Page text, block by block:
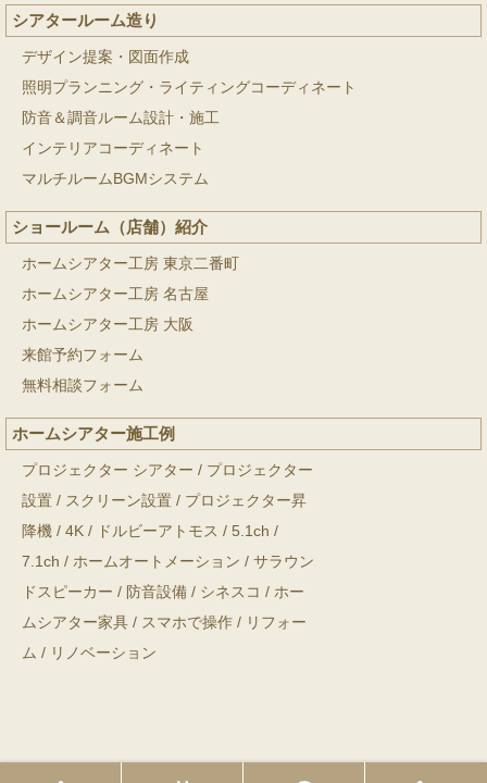
シアタールーム造り
デザイン提案・図面作成
照明プランニング・ライティングコーディネート
防音＆調音ルーム設計・施工
インテリアコーディネート
マルチルームBGMシステム
ショールーム（店舗）紹介
ホームシアター工房 東京二番町
ホームシアター工房 名古屋
ホームシアター工房 大阪
来館予約フォーム
無料相談フォーム
ホームシアター施工例
プロジェクター シアター / プロジェクター
設置 / スクリーン設置 / プロジェクター昇
降機 / 4K / ドルビーアトモス / 5.1ch /
7.1ch / ホームオートメーション / サラウン
ドスピーカー / 防音設備 / シネスコ / ホー
ムシアター家具 / スマホで操作 / リフォー
ム / リノベーション